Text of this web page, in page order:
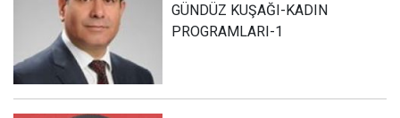
GÜNDÜZ KUŞAĞI-KADIN
PROGRAMLARI-1